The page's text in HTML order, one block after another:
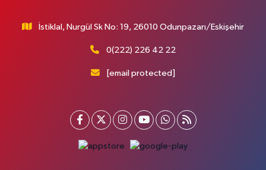
İstiklal, Nurgül Sk No: 19, 26010 Odunpazarı/Eskişehir
0(222) 226 42 22
[email protected]